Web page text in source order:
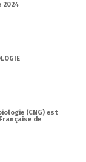
2024
(CNG) est
de